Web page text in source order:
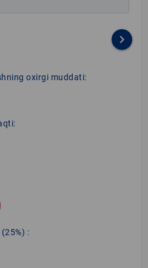
keyboard_arrow_right
oxirgi muddati:
(25%) :